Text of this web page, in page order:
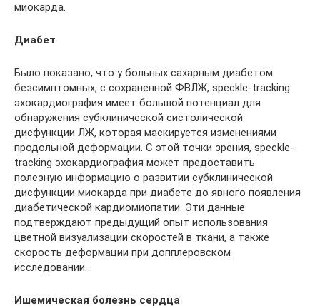
миокарда.
Диабет
Было показано, что у больных сахарным диабетом
безсимптомных, с сохраненной ФВЛЖ, speckle-tracking
эхокардиография имеет большой потенциал для
обнаружения субклинической систолической
дисфункции ЛЖ, которая маскируется изменениями
продольной деформации. С этой точки зрения, speckle-
tracking эхокардиография может предоставить
полезную информацию о развитии субклинической
дисфункции миокарда при диабете до явного появления
диабетической кардиомиопатии. Эти данные
подтверждают предыдущий опыт использования
цветной визуализации скоростей в ткани, а также
скорость деформации при допплеровском
исследовании.
Ишемическая болезнь сердца